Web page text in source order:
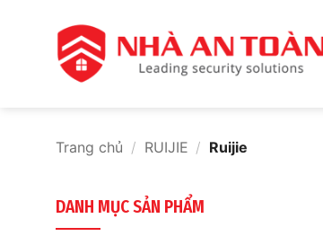
Trang chủ / RUIJIE / Ruijie
DANH MỤC SẢN PHẨM